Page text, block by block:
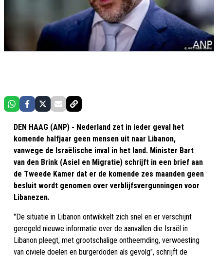
DEN HAAG (ANP) - Nederland zet in ieder geval het
komende halfjaar geen mensen uit naar Libanon,
vanwege de Israëlische inval in het land. Minister Bart
van den Brink (Asiel en Migratie) schrijft in een brief aan
de Tweede Kamer dat er de komende zes maanden geen
besluit wordt genomen over verblijfsvergunningen voor
Libanezen.
"De situatie in Libanon ontwikkelt zich snel en er verschijnt
geregeld nieuwe informatie over de aanvallen die Israël in
Libanon pleegt, met grootschalige ontheemding, verwoesting
van civiele doelen en burgerdoden als gevolg", schrijft de